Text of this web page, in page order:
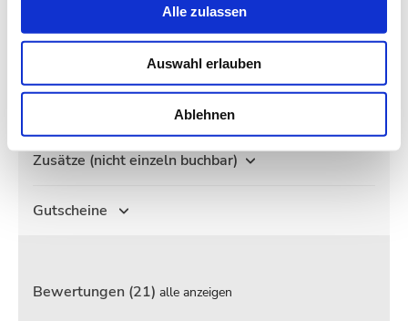
Alle zulassen
Auswahl erlauben
Ablehnen